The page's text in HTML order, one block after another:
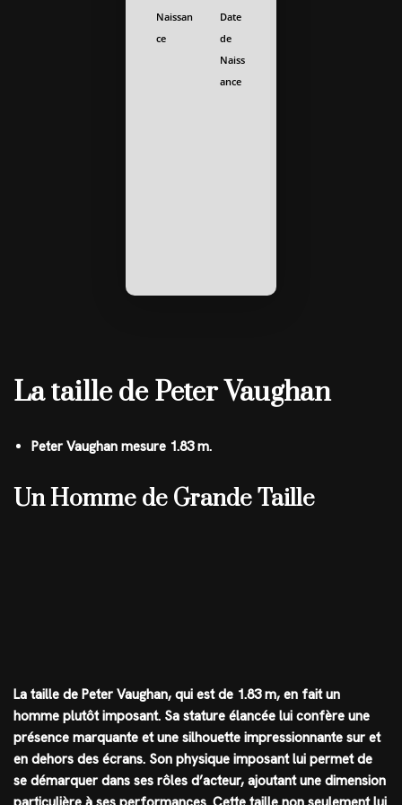
Naissan
ce
Date
de
Naiss
ance
La taille de Peter Vaughan
Peter Vaughan mesure 1.83 m.
Un Homme de Grande Taille
La taille de Peter Vaughan, qui est de 1.83 m, en fait un
homme plutôt imposant. Sa stature élancée lui confère une
présence marquante et une silhouette impressionnante sur et
en dehors des écrans. Son physique imposant lui permet de
se démarquer dans ses rôles d’acteur, ajoutant une dimension